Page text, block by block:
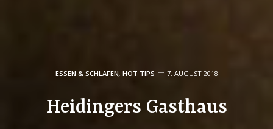
ESSEN & SCHLAFEN, HOT TIPS 7. AUGUST 2018
Heidingers Gasthaus